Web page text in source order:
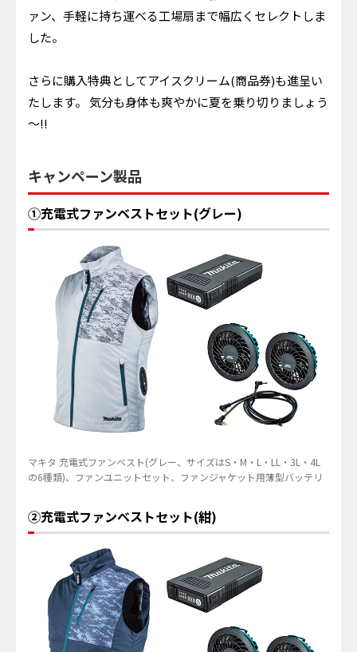
ァン、手軽に持ち運べる工場扇まで幅広くセレクトしま
した。
さらに購入特典としてアイスクリーム(商品券)も進呈い
たします。 気分も身体も爽やかに夏を乗り切りましょう
～!!
キャンペーン製品
①充電式ファンベストセット(グレー)
マキタ 充電式ファンベスト(グレー、サイズはS・M・L・LL・3L・4L
の6種類)、ファンユニットセット、ファンジャケット用薄型バッテリ
②充電式ファンベストセット(紺)